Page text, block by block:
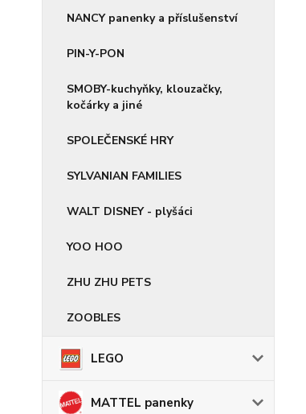
NANCY panenky a příslušenství
PIN-Y-PON
SMOBY-kuchyňky, klouzačky,
kočárky a jiné
SPOLEČENSKÉ HRY
SYLVANIAN FAMILIES
WALT DISNEY - plyšáci
YOO HOO
ZHU ZHU PETS
ZOOBLES
LEGO
MATTEL panenky